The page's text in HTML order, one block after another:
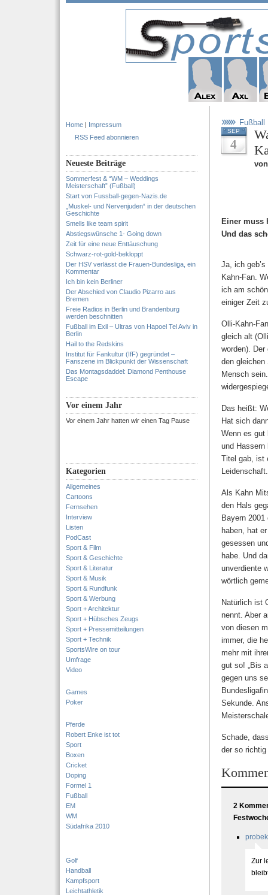
Home | Impressum
RSS Feed abonnieren
Neueste Beiträge
Sommerfest & “WM – Weddings
Meisterschaft” (Fußball)
Start von Fussball-gegen-Nazis.de
„Muskel- und Nervenjuden“ in der deutschen
Geschichte
Smells like team spirit
Abstiegswünsche 1- Going down
Zeit für eine neue Enttäuschung
Schwarz-rot-gold-bekloppt
Der HSV verlässt die Frauen-Bundesliga, ein
Kommentar
Ich bin kein Berliner
Der Abschied von Claudio Pizarro aus
Bremen
Freie Radios in Berlin und Brandenburg
werden beschnitten
Fußball im Exil – Ultras von Hapoel Tel Aviv in
Berlin
Hail to the Redskins
Institut für Fankultur (IfF) gegründet –
Fanszene im Blickpunkt der Wissenschaft
Das Montagsdaddel: Diamond Penthouse
Escape
Vor einem Jahr
Vor einem Jahr hatten wir einen Tag Pause
Kategorien
Allgemeines
Cartoons
Fernsehen
Interview
Listen
PodCast
Sport & Film
Sport & Geschichte
Sport & Literatur
Sport & Musik
Sport & Rundfunk
Sport & Werbung
Sport + Architektur
Sport + Hübsches Zeugs
Sport + Pressemitteilungen
Sport + Technik
SportsWire on tour
Umfrage
Video
Games
Poker
Pferde
Robert Enke ist tot
Sport
Boxen
Cricket
Doping
Formel 1
Fußball
EM
WM
Südafrika 2010
Golf
Handball
Kampfsport
Leichtathletik
Fußball
SEP
4
Einer muss
Und das
Ja, ich
Kahn-Fan.
ich am
einiger Zeit
Olli-Kahn-
gleich alt
worden).
den
Mensch
Das heißt:
Hat sich
Wenn es gut
und Hassern
Titel gab, ist
Als Kahn
den Hals
Bayern
haben, hat
gesessen
habe. Und
unverdiente
wörtlich
Natürlich ist
nennt. Aber
von diesen
immer, die
mehr mit
gut so! „Bis
gegen uns
Sekunde.
Schade,
der so
2
probek
Zur